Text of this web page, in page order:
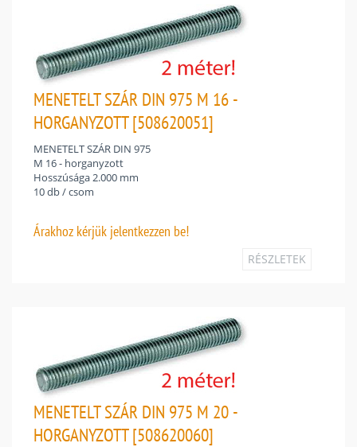
MENETELT SZÁR DIN 975 M 16 -
HORGANYZOTT [508620051]
MENETELT SZÁR DIN 975
M 16 - horganyzott
Hosszúsága 2.000 mm
10 db / csom
Árakhoz kérjük jelentkezzen be!
RÉSZLETEK
MENETELT SZÁR DIN 975 M 20 -
HORGANYZOTT [508620060]